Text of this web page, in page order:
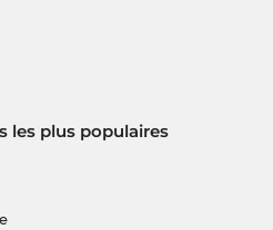
les plus populaires